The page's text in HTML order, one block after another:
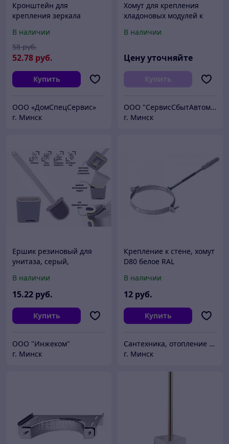
Кронштейн для
крепления зеркала
В наличии
52.78 руб.
58 руб.
Купить
ООО «ДомCпецCервис»
г. Минск
Хомут для крепления
хладоновых модулей к
В наличии
Цену уточняйте
Купить
ООО "СервисСбытАвтоматика"
г. Минск
Ершик резиновый для
унитаза, серый,
комплекте липкая лента
для крепления к стене.)
В наличии
15.22 руб.
Купить
ООО "Инжеком"
г. Минск
Крепление к стене, хомут
D80 белое RAL
дымохода 80
В наличии
12 руб.
Купить
Сантехника, отопление "Santon.by"
г. Минск